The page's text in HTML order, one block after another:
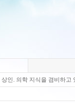
인. 의학 지식을 겸비하고